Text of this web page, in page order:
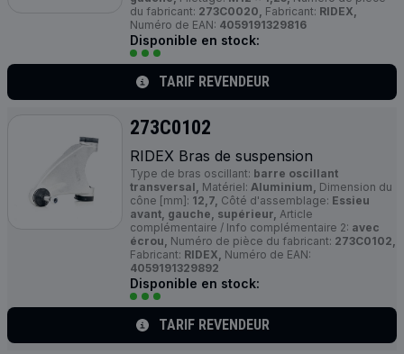
du fabricant: 273C0020, Fabricant: RIDEX,
Numéro de EAN: 4059191329816
Disponible en stock:
TARIF REVENDEUR
273C0102
RIDEX Bras de suspension
Type de bras oscillant: barre oscillant
transversal, Matériel: Aluminium, Dimension du
cône [mm]: 12,7, Côté d'assemblage: Essieu
avant, gauche, supérieur, Article
complémentaire / Info complémentaire 2: avec
écrou, Numéro de pièce du fabricant: 273C0102,
Fabricant: RIDEX, Numéro de EAN:
4059191329892
Disponible en stock:
TARIF REVENDEUR